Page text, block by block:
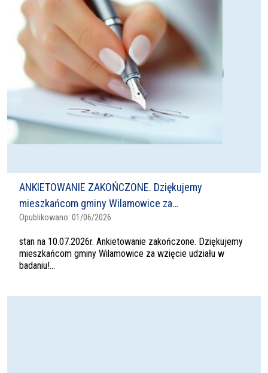
ANKIETOWANIE ZAKOŃCZONE. Dziękujemy
mieszkańcom gminy Wilamowice za…
Opublikowano: 01/06/2026
stan na 10.07.2026r. Ankietowanie zakończone. Dziękujemy
mieszkańcom gminy Wilamowice za wzięcie udziału w
badaniu!...